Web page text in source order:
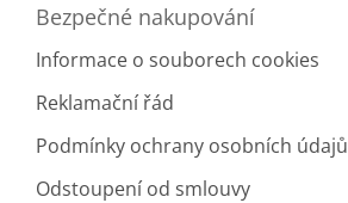
Bezpečné nakupování
Informace o souborech cookies
Reklamační řád
Podmínky ochrany osobních údajů
Odstoupení od smlouvy